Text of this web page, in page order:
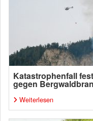
Katastrophenfall
gegen
Weiterlesen